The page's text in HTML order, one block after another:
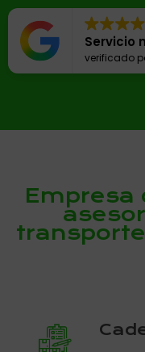
Servicio
verificado
Empresa